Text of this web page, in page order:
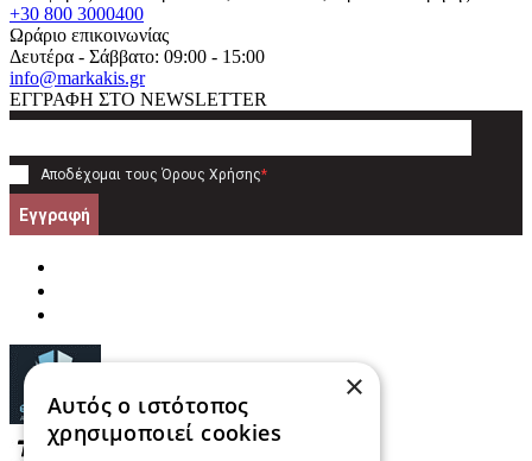
+30 800 3000400
Ωράριο επικοινωνίας
Δευτέρα - Σάββατο: 09:00 - 15:00
info@markakis.gr
ΕΓΓΡΑΦΗ ΣΤΟ NEWSLETTER
Αποδέχομαι τους Όρους Χρήσης*
Εγγραφή
×
Αυτός ο ιστότοπος
χρησιμοποιεί cookies